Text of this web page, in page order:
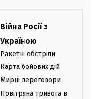
Війна Росії з
Україною
Ракетні обстріли
Карта бойових дій
Мирні переговори
Повітряна тривога в